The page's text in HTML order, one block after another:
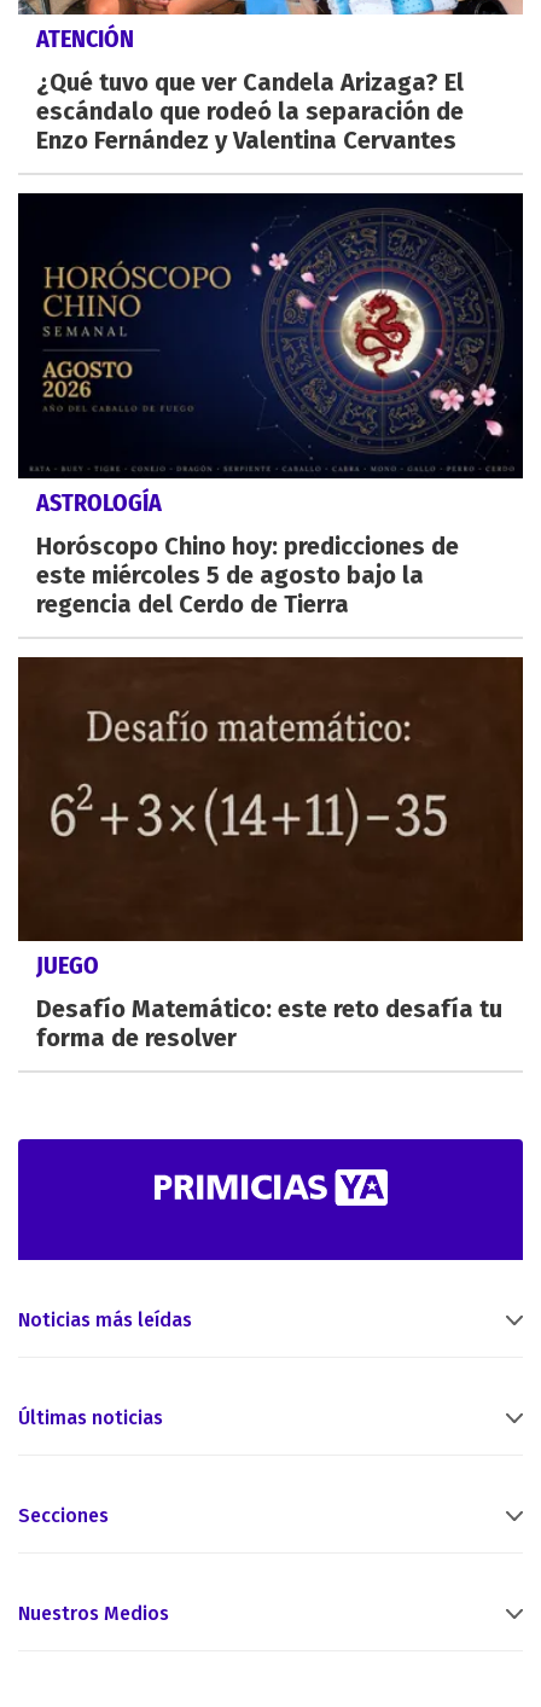
ATENCIÓN
¿Qué tuvo que ver Candela Arizaga? El
escándalo que rodeó la separación de
Enzo Fernández y Valentina Cervantes
ASTROLOGÍA
Horóscopo Chino hoy: predicciones de
este miércoles 5 de agosto bajo la
regencia del Cerdo de Tierra
JUEGO
Desafío Matemático: este reto desafía tu
forma de resolver
Noticias más leídas
Últimas noticias
Secciones
Nuestros Medios